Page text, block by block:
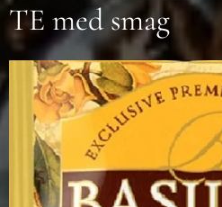
TE med smag